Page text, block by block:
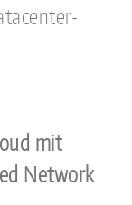
mit
Network